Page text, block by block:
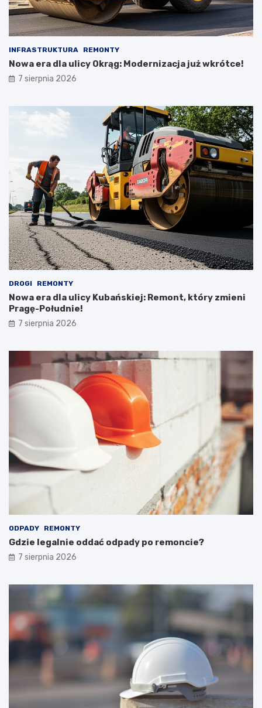
INFRASTRUKTURA REMONTY
Nowa era dla ulicy Okrąg: Modernizacja już wkrótce!
7 sierpnia 2026
DROGI REMONTY
Nowa era dla ulicy Kubańskiej: Remont, który zmieni
Pragę-Południe!
7 sierpnia 2026
ODPADY REMONTY
Gdzie legalnie oddać odpady po remoncie?
7 sierpnia 2026